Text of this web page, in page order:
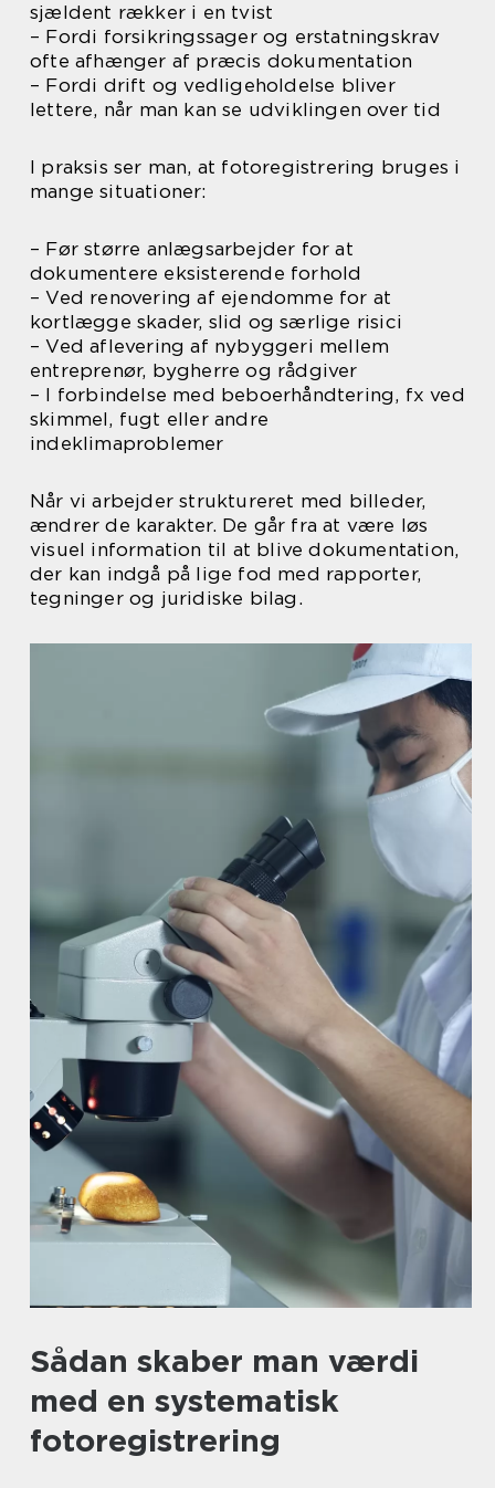
sjældent rækker i en tvist
– Fordi forsikringssager og erstatningskrav
ofte afhænger af præcis dokumentation
– Fordi drift og vedligeholdelse bliver
lettere, når man kan se udviklingen over tid
I praksis ser man, at fotoregistrering bruges i
mange situationer:
– Før større anlægsarbejder for at
dokumentere eksisterende forhold
– Ved renovering af ejendomme for at
kortlægge skader, slid og særlige risici
– Ved aflevering af nybyggeri mellem
entreprenør, bygherre og rådgiver
– I forbindelse med beboerhåndtering, fx ved
skimmel, fugt eller andre
indeklimaproblemer
Når vi arbejder struktureret med billeder,
ændrer de karakter. De går fra at være løs
visuel information til at blive dokumentation,
der kan indgå på lige fod med rapporter,
tegninger og juridiske bilag.
Sådan skaber man værdi
med en systematisk
fotoregistrering